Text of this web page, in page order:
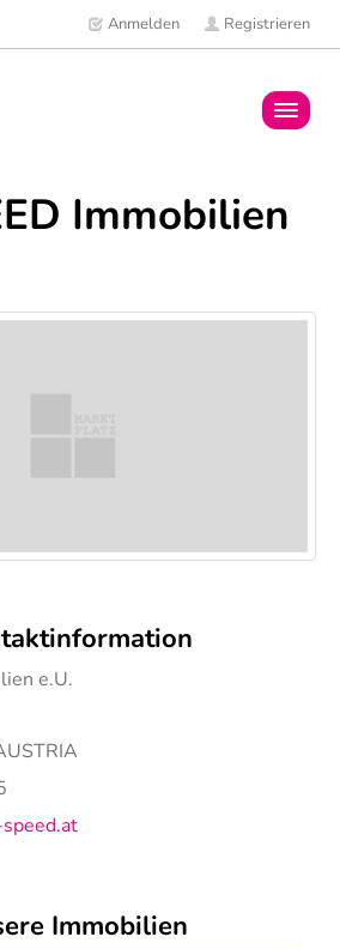
Anmelden Registrieren
Mitglieder
Immobilien
e.U.
Immobilien